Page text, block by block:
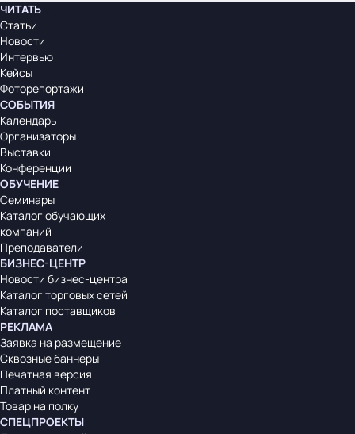
ЧИТАТЬ
Статьи
Новости
Интервью
Кейсы
Фоторепортажи
СОБЫТИЯ
Календарь
Организаторы
Выставки
Конференции
ОБУЧЕНИЕ
Семинары
Каталог обучающих
компаний
Преподаватели
БИЗНЕС-ЦЕНТР
Новости бизнес-центра
Каталог торговых сетей
Каталог поставщиков
РЕКЛАМА
Заявка на размещение
Сквозные баннеры
Печатная версия
Платный контент
Товар на полку
СПЕЦПРОЕКТЫ